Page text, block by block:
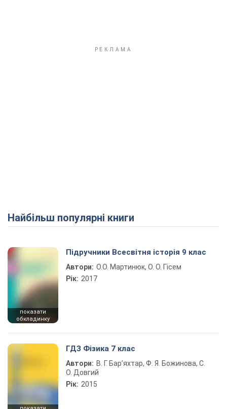
Найбільш популярні книги
показати
обкладинку
Підручники Всесвітня історія 9 клас
Автори: О.О. Мартинюк, О. О. Гісем
Рік: 2017
ГДЗ Фізика 7 клас
Автори: В. Г. Бар’яхтар, Ф. Я. Божинова, С.
О. Довгий
Рік: 2015